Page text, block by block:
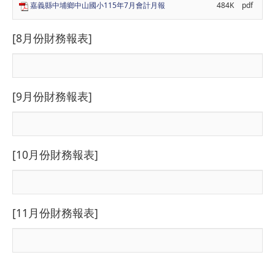
嘉義縣中埔鄉中山國小115年7月會計月報 484K pdf
[8月份財務報表]
[9月份財務報表]
[10月份財務報表]
[11月份財務報表]